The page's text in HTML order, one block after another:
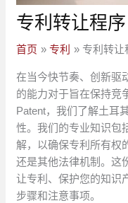
专利转让程序
首页 专利 专利转让
在当今快节奏、创新驱
的能力对于旨在保持竞
Patent，我们了解土耳
性。我们的专业知识包
解，以确保专利所有权
还是其他法律机制。这
让专利、保护您的知识
步骤和注意事项。